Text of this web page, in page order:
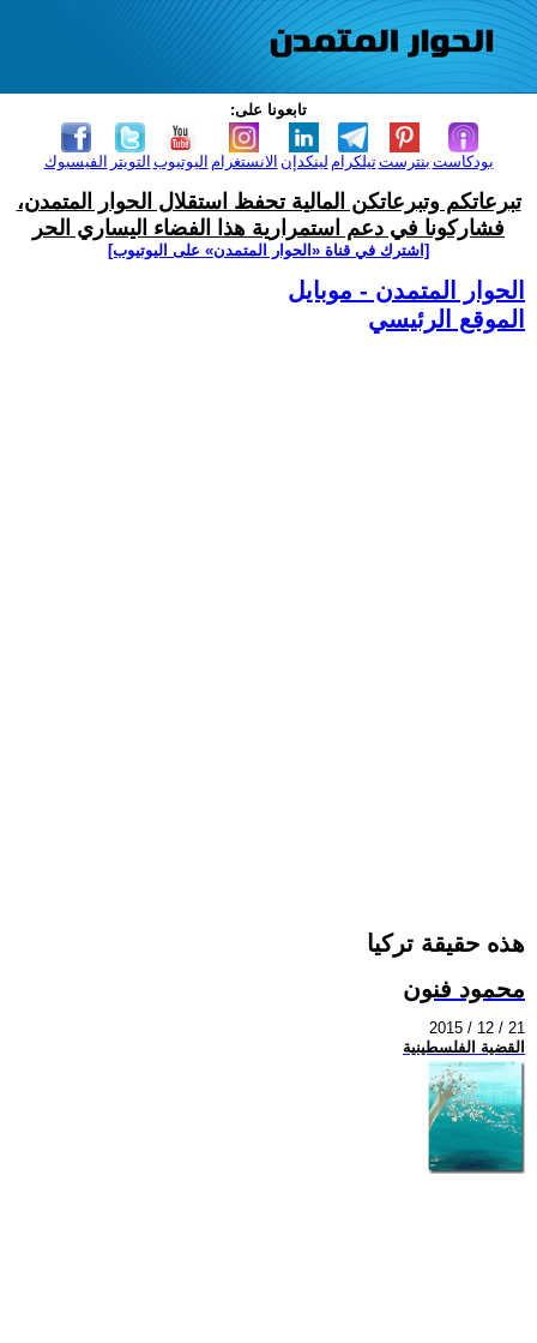
تابعونا على:
الفيسبوك التويتر اليوتيوب الانستغرام لينكدإن تيلكرامبنترست بودكاست
تبرعاتكم وتبرعاتكن المالية تحفظ استقلال الحوار المتمدن،
فشاركونا في دعم استمرارية هذا الفضاء اليساري الحر
[اشترك في قناة ‫«الحوار المتمدن» على اليوتيوب]
الحوار المتمدن - موبايل
الموقع الرئيسي
هذه حقيقة تركيا
محمود فنون
2015 / 12 / 21
القضية الفلسطينية